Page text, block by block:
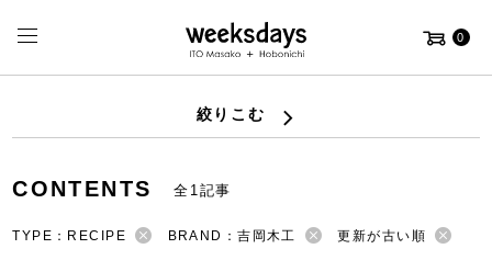
0
絞りこむ
CONTENTS 全1記事
TYPE：RECIPE BRAND：吉岡木工 更新が古い順